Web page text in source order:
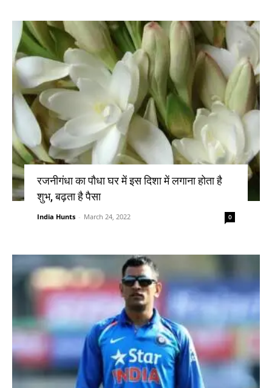
रजनीगंधा का पौधा घर में इस दिशा में लगाना होता है
शुभ, बढ़ता है पैसा
India Hunts - March 24, 2022 0